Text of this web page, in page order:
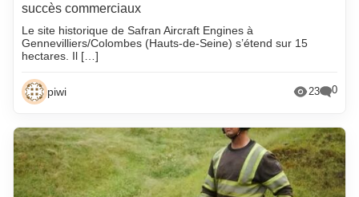
succès commerciaux
Le site historique de Safran Aircraft Engines à
Gennevilliers/Colombes (Hauts-de-Seine) s’étend sur 15
hectares. Il […]
piwi 23 0